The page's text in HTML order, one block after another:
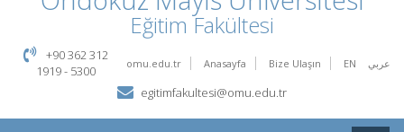
Eğitim Fakültesi
omu.edu.tr Anasayfa Bize Ulaşın EN عربي
+90 362 312
1919 - 5300
egitimfakultesi@omu.edu.tr